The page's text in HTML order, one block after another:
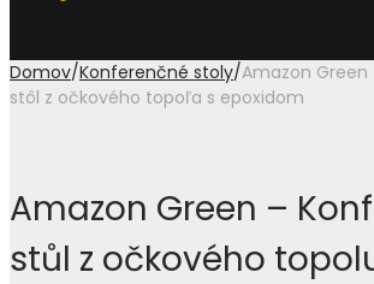
Domov/Konferenčné stoly/Amazon
stôl z očkového topoľa s epoxidom
Amazon Green –
stůl z očkového